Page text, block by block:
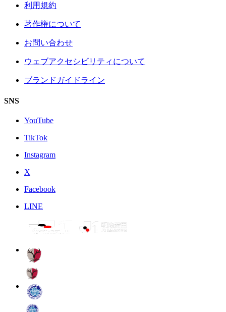
利用規約
著作権について
お問い合わせ
ウェブアクセシビリティについて
ブランドガイドライン
SNS
YouTube
TikTok
Instagram
X
Facebook
LINE